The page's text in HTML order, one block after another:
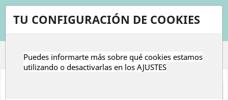
 
TU CONFIGURACIÓN DE COOKIES
Puedes informarte más sobre qué cookies estamos
utilizando o desactivarlas en los AJUSTES